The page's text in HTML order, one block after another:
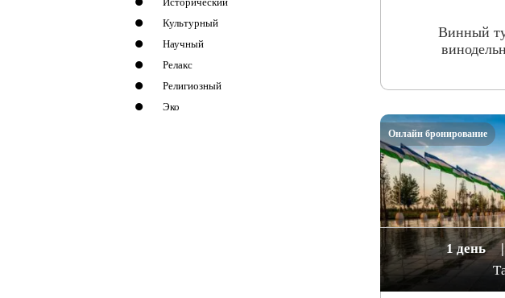
Культурный
Научный
Релакс
Религиозный
Эко
Винный
1 день |
Онлайн бронирование